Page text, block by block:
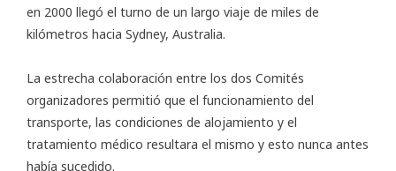
en 2000 llegó el turno de un largo viaje de miles de
kilómetros hacia Sydney, Australia.
La estrecha colaboración entre los dos Comités
organizadores permitió que el funcionamiento del
transporte, las condiciones de alojamiento y el
tratamiento médico resultara el mismo y esto nunca antes
había sucedido.